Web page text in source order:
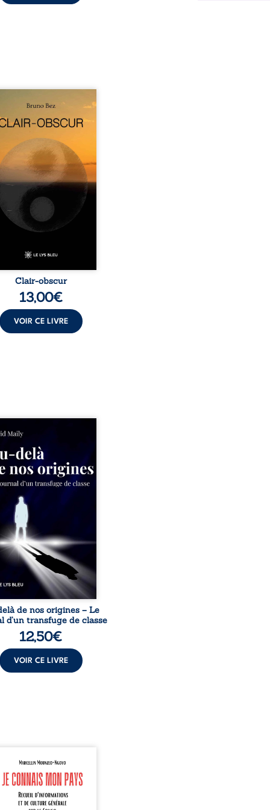
en alexandrins, Clair-
aborde la spiritualité,
humaines, la
d’expériences
Entre clarté et
les poèmes
les observations et
façonnés au fil
vie. Ils portent un regard
sur l’existence et le
contemporain, invitant
à questionner ses ...
Clair-obscur
13,00€
VOIR CE LIVRE
un milieu populaire où
et les fractures
tenaient lieu de
David a choisi la
Très tôt, l’école et les
deviennent ses armes de
sociale. S’arracher à
exige pourtant un
Pris entre deux
l’homme réalise que
professionnels ne
guérissent ni ...
de nos origines – Le
d’un transfuge de classe
12,50€
VOIR CE LIVRE
mon pays se
comme une œuvre de
et d’éveil civique,
à raviver la mémoire
En retraçant les